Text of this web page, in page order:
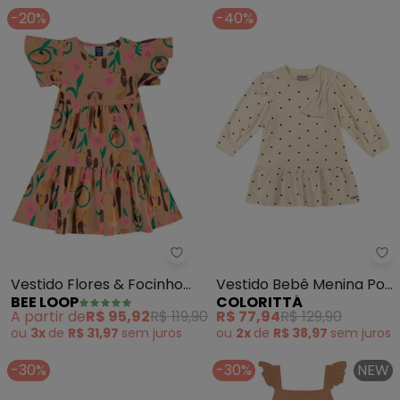
-20%
Bee Loop - Vestido Flores &
Vestido Flores & Focinhos
Marrom
BEE LOOP
A partir deR$ 95,92R$ 119,90
ou 3x de R$ 31,97 sem juros
-40%
Vestido Bebê Menina Poá
com Laço (Bege)
COLORITTÁ
R$ 77,94R$ 129,90
ou 2x de R$ 38,97 sem juros
-30% -30% NEW